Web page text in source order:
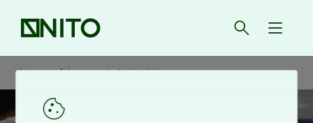
Forsiden Åpne søk
{
Styre, råd og utvalg i NITO BFI